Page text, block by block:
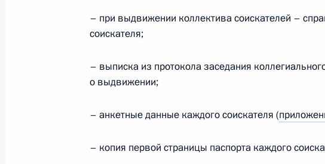
Рабочая встреча с врио главы Республики
Уйбой
– при выдвижении коллектива соискателей –
соискателя;
– выписка из протокола заседания
о выдвижении;
– анкетные данные каждого соискателя (
– копия первой страницы паспорта каждого